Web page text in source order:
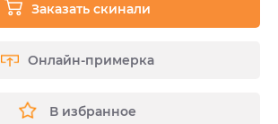
Заказать скинали
Онлайн-примерка
В избранное